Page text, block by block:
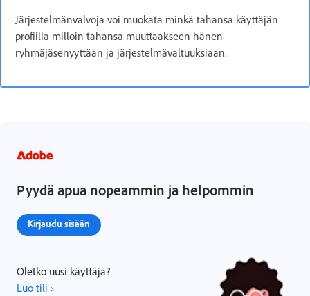
Järjestelmänvalvoja voi muokata minkä tahansa käyttäjän
profiilia milloin tahansa muuttaakseen hänen
ryhmäjäsenyyttään ja järjestelmävaltuuksiaan.
Pyydä apua nopeammin ja helpommin
Kirjaudu sisään
Oletko uusi käyttäjä?
Luo tili ›